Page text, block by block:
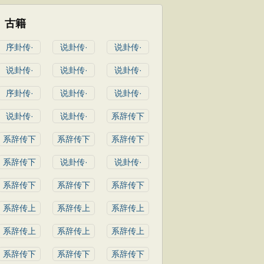
古籍
序卦传· 说卦传· 说卦传·
说卦传· 说卦传· 说卦传·
序卦传· 说卦传· 说卦传·
说卦传· 说卦传· 系辞传下
系辞传下 系辞传下 系辞传下
系辞传下 说卦传· 说卦传·
系辞传下 系辞传下 系辞传下
系辞传上 系辞传上 系辞传上
系辞传上 系辞传上 系辞传上
系辞传下 系辞传下 系辞传下